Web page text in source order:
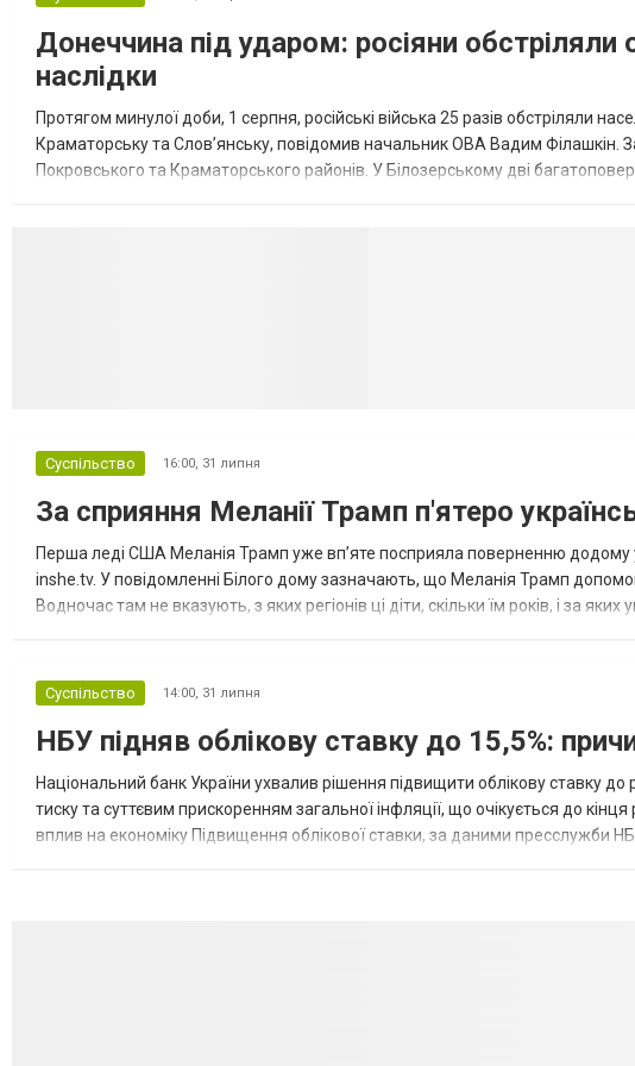
Донеччина під ударом: росіяни
наслідки
Протягом минулої доби, 1 серпня, російські війська 25 разів обстріляли
Краматорську та Слов’янську, повідомив начальник ОВА Вадим Філашкін.
Покровського та Краматорського районів. У Білозерському дві
Суспільство 16:00, 31 липня
За сприяння Меланії Трамп п'ятеро
Перша леді США Меланія Трамп уже впʼяте посприяла поверненню додому
inshe.tv. У повідомленні Білого дому зазначають, що Меланія Трамп
Водночас там не вказують, з яких регіонів ці діти, скільки їм років, і за
Суспільство 14:00, 31 липня
НБУ підняв облікову ставку до 15,5%:
Національний банк України ухвалив рішення підвищити облікову ставку
тиску та суттєвим прискоренням загальної інфляції, що очікується до
вплив на економіку Підвищення облікової ставки, за даними пресслужби